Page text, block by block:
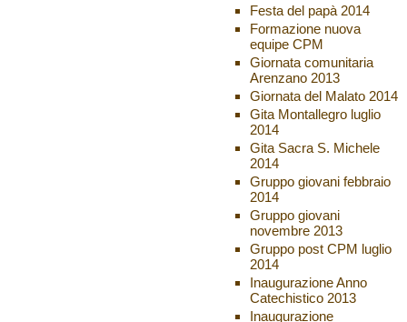
Festa del papà 2014
Formazione nuova
equipe CPM
Giornata comunitaria
Arenzano 2013
Giornata del Malato 2014
Gita Montallegro luglio
2014
Gita Sacra S. Michele
2014
Gruppo giovani febbraio
2014
Gruppo giovani
novembre 2013
Gruppo post CPM luglio
2014
Inaugurazione Anno
Catechistico 2013
Inaugurazione